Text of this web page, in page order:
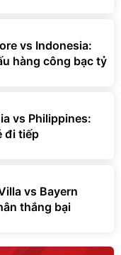
vs Indonesia:
hàng công bạc tỷ
vs Philippines:
đi tiếp
vs Bayern
thắng bại